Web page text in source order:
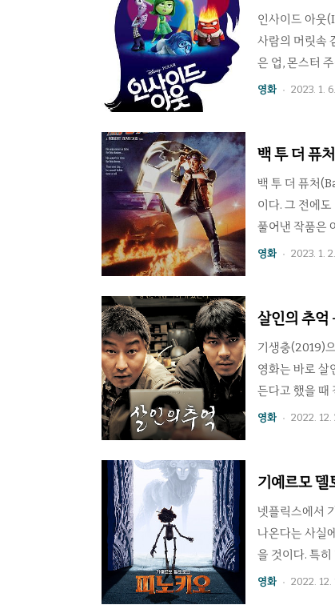
인사이드 아웃
사람의 머릿속
은 업, 몬스터
람이 태어날 때
스코에 이사오
영화 2023. 1. 6.
백 투 더 퓨
백 투 더 퓨처
이다. 그 전에
풀어낸 작품은
고등학교 밴드
란스워지기 시
영화 2023. 1. 2.
살인의 추억
기생충(2019)
영화는 바로 살
든다고 했을 때
건이었던 지라
은 길을 따라가
영화 2022. 12.
기예르모 델
넷플릭스에서
나온다는 사실
을 것이다. 특
하신 분들은 더
영화 2022. 12.